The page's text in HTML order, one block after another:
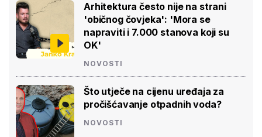
Arhitektura često nije na strani
'običnog čovjeka': 'Mora se
napraviti i 7.000 stanova koji su
OK'
NOVOSTI
Što utječe na cijenu uređaja za
pročišćavanje otpadnih voda?
NOVOSTI